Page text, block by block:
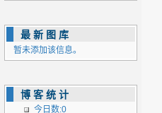
最新图库
暂未添加该信息。
博客统计
今日数:0